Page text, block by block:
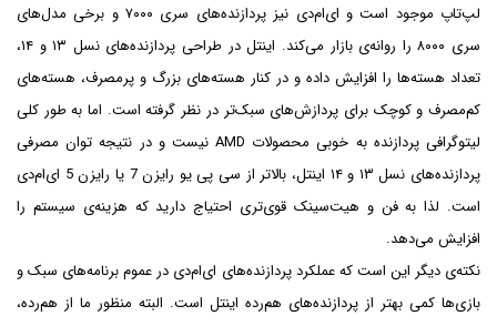
لپ‌تاپ موجود است و ای‌ام‌دی نیز پردازنده‌های سری ۷۰۰۰ و برخی مدل‌های
سری ۸۰۰۰ را روانه‌ی بازار می‌کند. اینتل در طراحی پردازنده‌های نسل ۱۳ و ۱۴،
تعداد هسته‌ها را افزایش داده و در کنار هسته‌های بزرگ و پرمصرف، هسته‌های
کم‌مصرف و کوچک برای پردازش‌های سبک‌تر در نظر گرفته است. اما به طور کلی
لیتوگرافی پردازنده به خوبی محصولات AMD نیست و در نتیجه توان مصرفی
پردازنده‌های نسل ۱۳ و ۱۴ اینتل، بالاتر از سی پی یو رایزن 7 یا رایزن 5 ای‌ام‌دی
است. لذا به فن و هیت‌سینک قوی‌تری احتیاج دارید که هزینه‌ی سیستم را
افزایش می‌دهد.
نکته‌ی دیگر این است که عملکرد پردازنده‌های ای‌ام‌دی در عموم برنامه‌های سبک و
بازی‌ها کمی بهتر از پردازنده‌های هم‌رده اینتل است. البته منظور ما از هم‌رده،